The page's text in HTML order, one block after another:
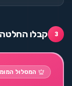
3 קבלו החלטה
המסלול